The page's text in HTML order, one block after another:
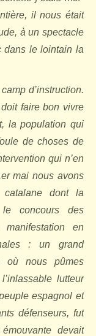
il nous était
à un spectacle
dans le lointain la
d’instruction.
faire bon vivre
la population qui
de choses de
qui n’en
mai nous avons
dont la
concours des
en
: un grand
où nous pûmes
lutteur
espagnol et
défenseurs, fut
devait